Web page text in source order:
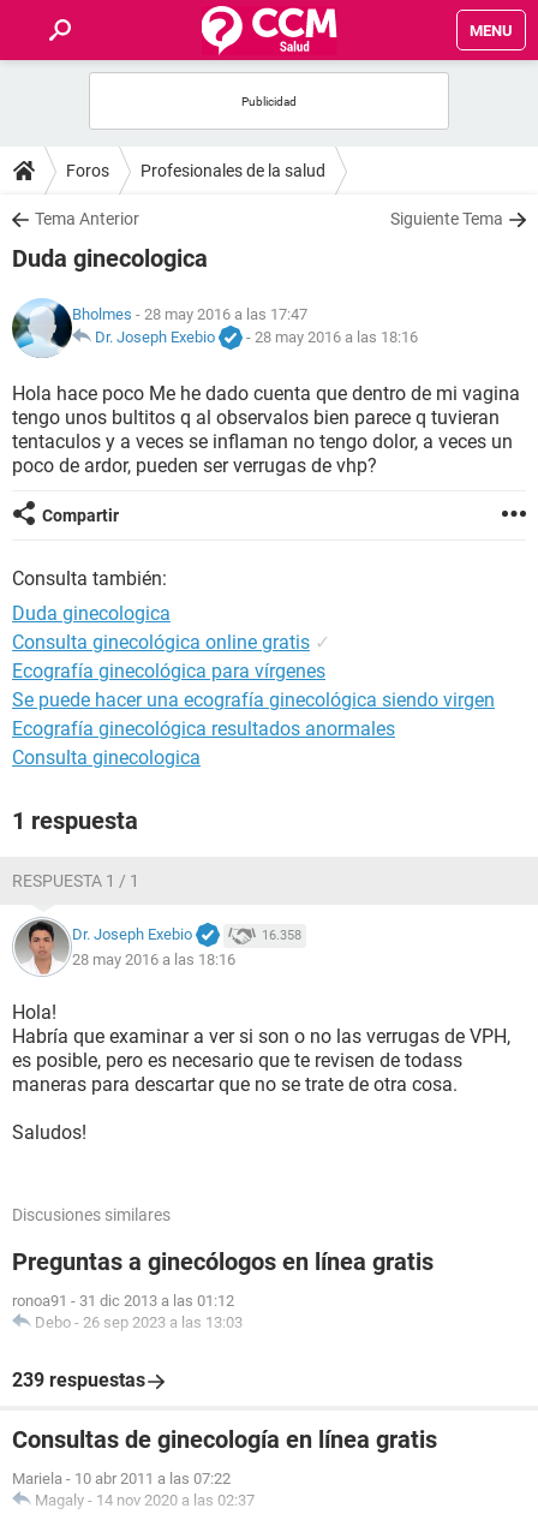
MENU
FOROS
SALUD
FAMILIA
NUTRICIÓN
BIENESTAR
SEXUALIDAD
GLOSARIO
Foros Profesionales de la salud
Tema Anterior Siguiente Tema
Duda ginecologica
Bholmes - 28 may 2016 a las 17:47
Dr. Joseph Exebio
- 28 may 2016 a las 18:16
Hola hace poco Me he dado cuenta que dentro de mi vagina
tengo unos bultitos q al observalos bien parece q tuvieran
tentaculos y a veces se inflaman no tengo dolor, a veces un
poco de ardor, pueden ser verrugas de vhp?
Compartir
Consulta también:
Duda ginecologica
Consulta ginecológica online gratis ✓
Ecografía ginecológica para vírgenes
Se puede hacer una ecografía ginecológica siendo virgen
Ecografía ginecológica resultados anormales
Consulta ginecologica
1 respuesta
RESPUESTA 1 / 1
Dr. Joseph Exebio 16.358
28 may 2016 a las 18:16
Hola!
Habría que examinar a ver si son o no las verrugas de VPH,
es posible, pero es necesario que te revisen de todass
maneras para descartar que no se trate de otra cosa.
Saludos!
Discusiones similares
Preguntas a ginecólogos en línea gratis
ronoa91 - 31 dic 2013 a las 01:12
Debo - 26 sep 2023 a las 13:03
239 respuestas
Consultas de ginecología en línea gratis
Mariela - 10 abr 2011 a las 07:22
Magaly - 14 nov 2020 a las 02:37